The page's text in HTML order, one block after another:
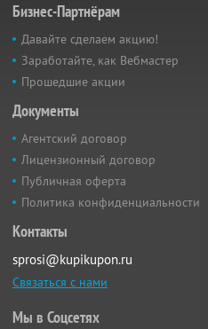
Бизнес-Партнёрам
Давайте сделаем акцию!
Заработайте, как Вебмастер
Прошедшие акции
Документы
Агентский договор
Лицензионный договор
Публичная оферта
Политика конфиденциальности
Контакты
sprosi@kupikupon.ru
Связаться с нами
Мы в Соцсетях